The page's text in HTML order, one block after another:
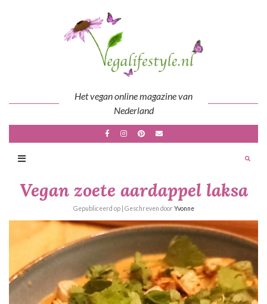
Het vegan online magazine van
Nederland
Vegan zoete aardappel laksa
Gepubliceerd op | Geschreven door Yvonne